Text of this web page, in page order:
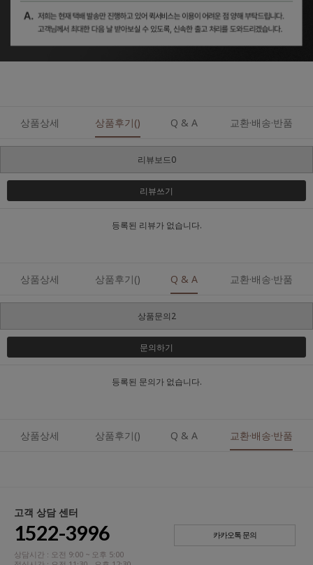
상품상세 상품후기() Q & A 교환·배송·반품
리뷰보드0
리뷰쓰기
등록된 리뷰가 없습니다.
상품상세 상품후기() Q & A 교환·배송·반품
상품문의2
문의하기
등록된 문의가 없습니다.
상품상세 상품후기() Q & A 교환·배송·반품
고객 상담 센터
1522-3996
상담시간 : 오전 9:00 ~ 오후 5:00
카카오톡 문의